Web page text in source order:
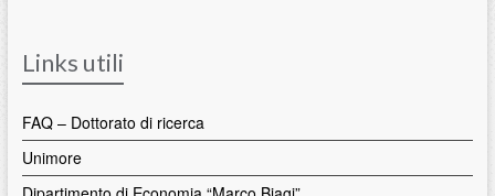
Links utili
FAQ – Dottorato di ricerca
Unimore